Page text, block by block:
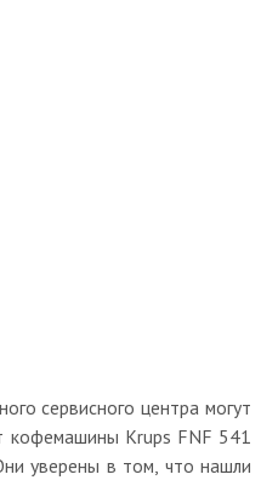
сервисного центра могут
кофемашины Krups FNF 541
уверены в том, что нашли